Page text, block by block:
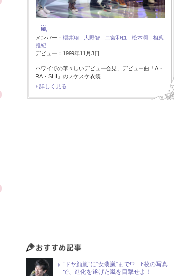
嵐
メンバー： 櫻井翔 大野智 二宮和也 松本潤
相葉
雅紀
デビュー：1999年11月3日
ハワイでの華々しいデビュー会見、デビュー曲「A・
RA・SHI」のスケスケ衣装…
詳しく見る
“ドヤ顔嵐”に“女装嵐”まで!? 6枚の写真
で、進化を遂げた嵐を目撃せよ！